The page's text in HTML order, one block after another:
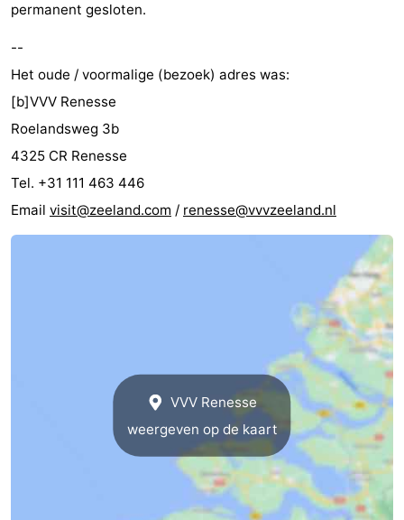
permanent gesloten.
--
Het oude / voormalige (bezoek) adres was:
[b]VVV Renesse
Roelandsweg 3b
4325 CR Renesse
Tel. +31 111 463 446
Email visit@zeeland.com / renesse@vvvzeeland.nl
VVV Renesse
weergeven op de kaart